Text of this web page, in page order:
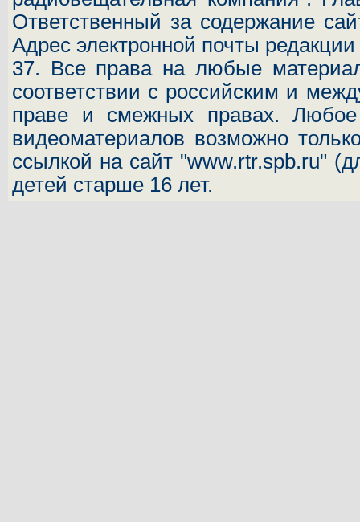
Ответственный за содержание
Адрес электронной почты
37. Все права на любые
соответствии с российским и
праве и смежных правах. Любое
видеоматериалов возможно
ссылкой на сайт "www.rtr.spb.ru"
детей старше 16 лет.